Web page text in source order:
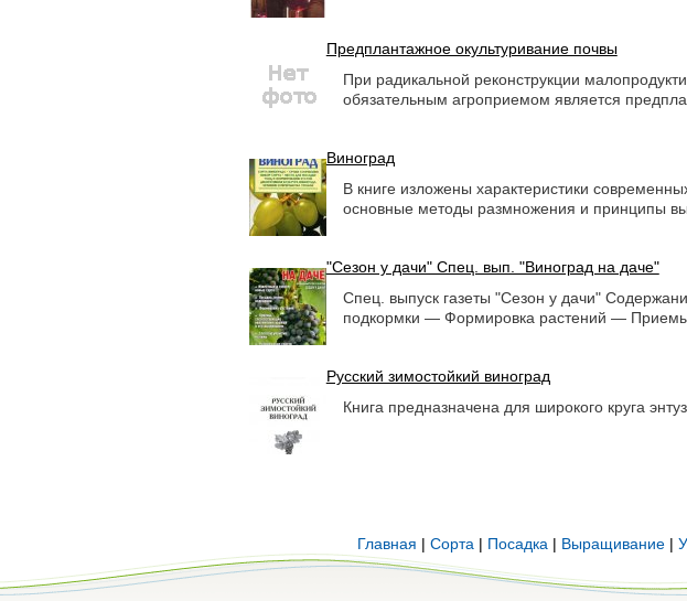
Предплантажное окультуривание почвы
При радикальной реконструкции
обязательным агроприемом является
Виноград
В книге изложены характеристики
основные методы размножения и принципы
"Сезон у дачи" Спец. вып. "Виноград на даче"
Спец. выпуск газеты "Сезон у дачи"
подкормки — Формировка растений — Приемы
Русский зимостойкий виноград
Книга предназначена для широкого круга
Главная | Сорта | Посадка | Выращивание |